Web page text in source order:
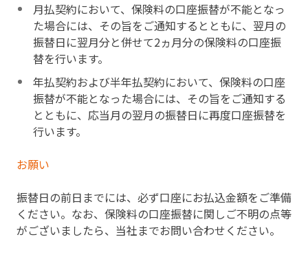
月払契約において、保険料の口座振替が不能となっ
た場合には、その旨をご通知するとともに、翌月の
振替日に翌月分と併せて2ヵ月分の保険料の口座振
替を行います。
年払契約および半年払契約において、保険料の口座
振替が不能となった場合には、その旨をご通知する
とともに、応当月の翌月の振替日に再度口座振替を
行います。
お願い
振替日の前日までには、必ず口座にお払込金額をご準備
ください。なお、保険料の口座振替に関しご不明の点等
がございましたら、当社までお問い合わせください。